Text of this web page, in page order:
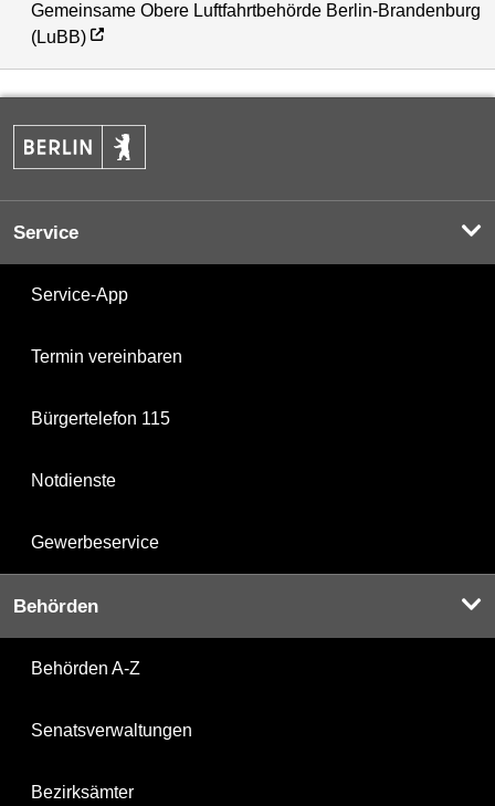
Gemeinsame Obere Luftfahrtbehörde Berlin-Brandenburg
(LuBB)
Service
Service-App
Termin vereinbaren
Bürgertelefon 115
Notdienste
Gewerbeservice
Behörden
Behörden A-Z
Senatsverwaltungen
Bezirksämter